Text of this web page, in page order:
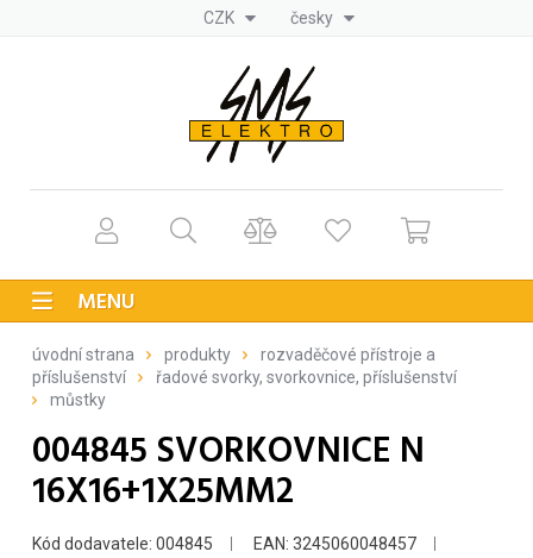
CZK česky
MENU
úvodní strana produkty
rozvaděčové přístroje a
příslušenství
řadové svorky, svorkovnice, příslušenství
můstky
004845 SVORKOVNICE N
16X16+1X25MM2
Kód dodavatele: 004845
EAN: 3245060048457